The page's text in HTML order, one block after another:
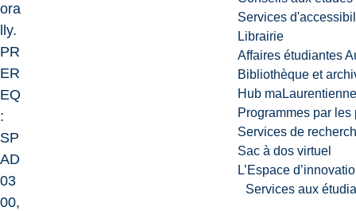
Services
Librairie
Affaires étudiantes
Bibliothèque et
Hub maLaurentienne
Programmes par les
Services de
Sac à dos virtuel
L’Espace
Services aux
ora
lly.
PR
ER
EQ
:
SP
AD
03
00,